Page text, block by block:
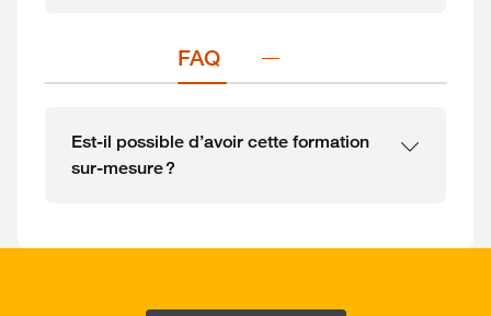
FAQ
Est-il possible d’avoir cette formation
sur-mesure ?